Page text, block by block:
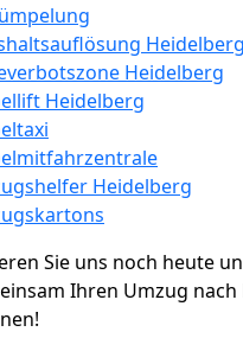
Heidelberg
Heidelberg
Heidelberg
Heidelberg
Sie uns noch heute
Ihren Umzug